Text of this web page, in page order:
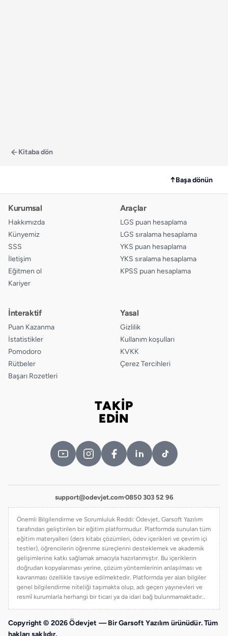
Kitaba dön
↑Başa dönün
Kurumsal
Hakkımızda
Künyemiz
SSS
İletişim
Eğitmen ol
Kariyer
Araçlar
LGS puan hesaplama
LGS sıralama hesaplama
YKS puan hesaplama
YKS sıralama hesaplama
KPSS puan hesaplama
İnteraktif
Puan Kazanma
İstatistikler
Pomodoro
Rütbeler
Başarı Rozetleri
Yasal
Gizlilik
Kullanım koşulları
KVKK
Çerez Tercihleri
TAKİP
EDİN
support@odevjet.com·0850 303 52 96
Önemli Bilgilendirme ve Sorumluluk Reddi: Ödevjet, Garsoft Yazılım
tarafından geliştirilen bir eğitim platformudur. Platformda sunulan tüm
eğitim materyalleri (ders kitabı çözümleri, ödev içerikleri ve çevrim içi
testler), öğrencilerin öğrenme süreçlerini desteklemek ve akademik
gelişimlerine katkı sağlamak amacıyla hazırlanmıştır. Bu içeriklerin
doğrudan kopyalanması yerine, çözüm yöntemlerinin anlaşılması ve
kavranması özellikle tavsiye edilmektedir. Platformda yer alan bilgiler
genel bilgilendirme niteliği taşımakta olup, adı geçen yayınevleri ve
resmî kurumlarla herhangi bir ticari ya da idari bağ bulunmamaktadır..
Copyright © 2026 Ödevjet — Bir Garsoft Yazılım ürünüdür. Tüm
hakları saklıdır.